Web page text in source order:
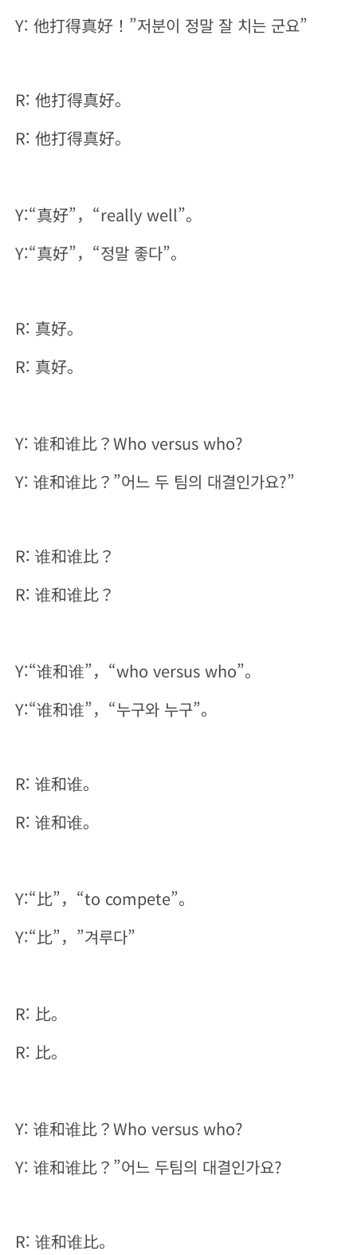
Y: 他打得真好！”저분이 정말 잘 치는 군요”
R: 他打得真好。
R: 他打得真好。
Y:“真好”，“really well”。
Y:“真好”，“정말 좋다”。
R: 真好。
R: 真好。
Y: 谁和谁比？Who versus who?
Y: 谁和谁比？”어느 두 팀의 대결인가요?”
R: 谁和谁比？
R: 谁和谁比？
Y:“谁和谁”，“who versus who”。
Y:“谁和谁”，“누구와 누구”。
R: 谁和谁。
R: 谁和谁。
Y:“比”，“to compete”。
Y:“比”，”겨루다”
R: 比。
R: 比。
Y: 谁和谁比？Who versus who?
Y: 谁和谁比？”어느 두팀의 대결인가요?
R: 谁和谁比。